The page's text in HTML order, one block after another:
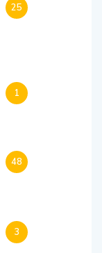
25
1
48
3